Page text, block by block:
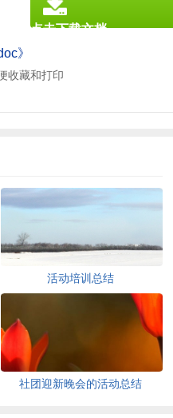
》
收藏和打印
点击下载文档
活动培训总结
社团迎新晚会的活动总结